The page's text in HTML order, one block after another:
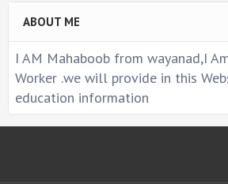
ABOUT ME
I AM Mahaboob from wayanad,I
Worker .we will provide in this
education information